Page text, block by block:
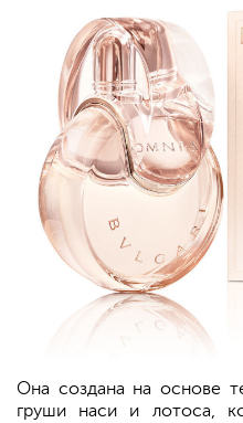
Она создана на основе
груши наси и лотоса,